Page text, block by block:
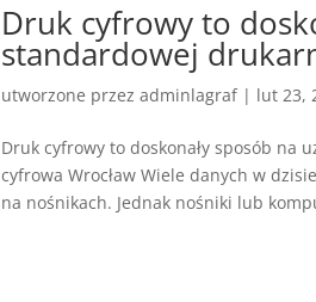
Druk cyfrowy to
standardowej
utworzone przezadminlagraf| lut 23,
Druk cyfrowy to doskonały sposób na
cyfrowa Wrocław Wiele danych w
na nośnikach. Jednak nośniki lub